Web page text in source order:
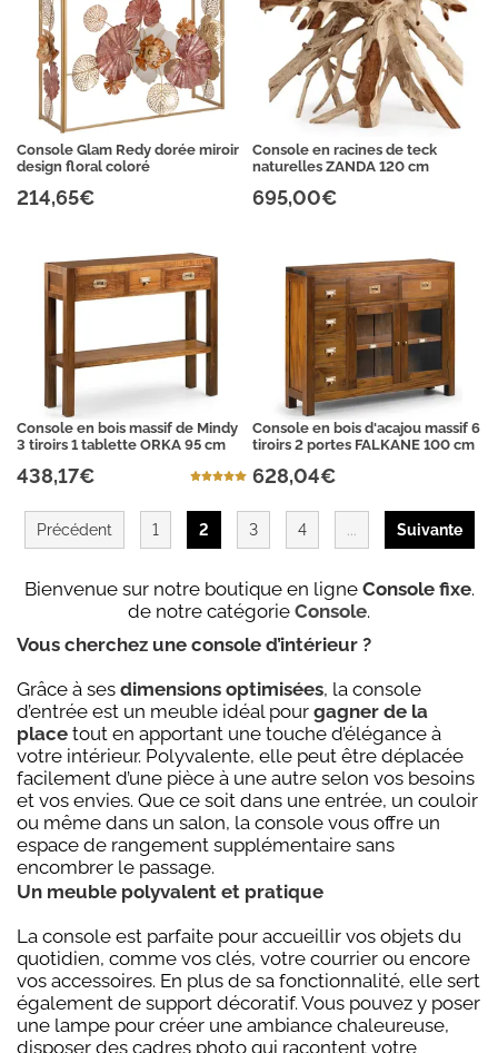
Console Glam Redy dorée miroir
design floral coloré
214,65€
Console en racines de teck
naturelles ZANDA 120 cm
695,00€
Console en bois massif de Mindy
3 tiroirs 1 tablette ORKA 95 cm
438,17€
Console en bois d'acajou massif 6
tiroirs 2 portes FALKANE 100 cm
628,04€
Précédent 1 2 3 4 ... Suivante
Bienvenue sur notre boutique en ligne Console fixe.
de notre catégorie Console.
Vous cherchez une console d’intérieur ?
Grâce à ses dimensions optimisées, la console
d’entrée est un meuble idéal pour gagner de la
place tout en apportant une touche d’élégance à
votre intérieur. Polyvalente, elle peut être déplacée
facilement d’une pièce à une autre selon vos besoins
et vos envies. Que ce soit dans une entrée, un couloir
ou même dans un salon, la console vous offre un
espace de rangement supplémentaire sans
encombrer le passage.
Un meuble polyvalent et pratique
La console est parfaite pour accueillir vos objets du
quotidien, comme vos clés, votre courrier ou encore
vos accessoires. En plus de sa fonctionnalité, elle sert
également de support décoratif. Vous pouvez y poser
une lampe pour créer une ambiance chaleureuse,
disposer des cadres photo qui racontent votre